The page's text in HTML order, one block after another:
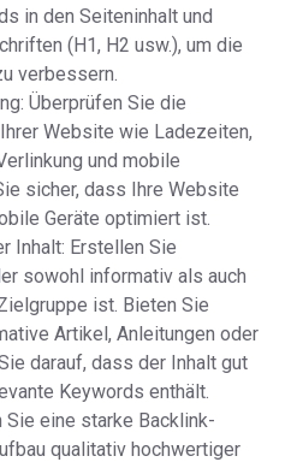
in den Seiteninhalt und
(H1, H2 usw.), um die
verbessern.
Überprüfen Sie die
Website wie Ladezeiten,
und mobile
sicher, dass Ihre Website
Geräte optimiert ist.
Inhalt: Erstellen Sie
sowohl informativ als auch
ist. Bieten Sie
Artikel, Anleitungen oder
darauf, dass der Inhalt gut
Keywords enthält.
eine starke Backlink-
qualitativ hochwertiger